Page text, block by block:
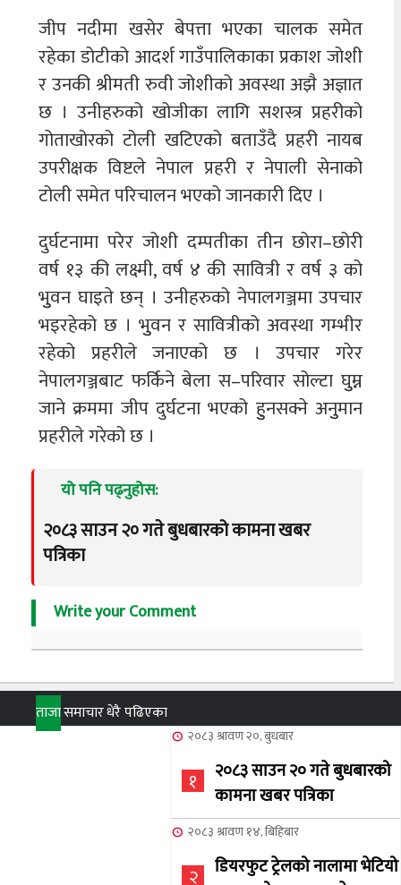
जीप नदीमा खसेर बेपत्ता भएका चालक समेत
रहेका डोटीको आदर्श गाउँपालिकाका प्रकाश जोशी
र उनकी श्रीमती रुवी जोशीको अवस्था अझै अज्ञात
छ । उनीहरुको खोजीका लागि सशस्त्र प्रहरीको
गोताखोरको टोली खटिएको बताउँदै प्रहरी नायब
उपरीक्षक विष्टले नेपाल प्रहरी र नेपाली सेनाको
टोली समेत परिचालन भएको जानकारी दिए ।
दुर्घटनामा परेर जोशी दम्पतीका तीन छोरा–छोरी
वर्ष १३ की लक्ष्मी, वर्ष ४ की सावित्री र वर्ष ३ को
भुुवन घाइते छन् । उनीहरुको नेपालगञ्जमा उपचार
भइरहेको छ । भुुवन र सावित्रीको अवस्था गम्भीर
रहेको प्रहरीले जनाएको छ । उपचार गरेर
नेपालगञ्जबाट फर्किने बेला स–परिवार सोल्टा घुुम्न
जाने क्रममा जीप दुर्घटना भएको हुुनसक्ने अनुुमान
प्रहरीले गरेको छ ।
यो पनि पढ्नुहोस:
२०८३ साउन २० गते बुधबारको कामना खबर
पत्रिका
Write your Comment
ताजासमाचारधेरै पढिएका
२०८३ श्रावण २०, बुधबार
१
२०८३ साउन २० गते बुधबारको
कामना खबर पत्रिका
२०८३ श्रावण १४, बिहिबार
२
डियरफुट ट्रेलको नालामा भेटियो